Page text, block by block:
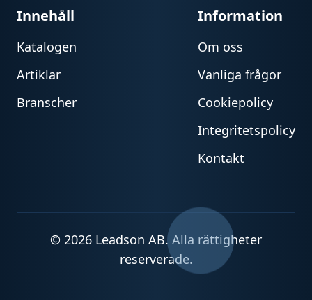
Innehåll
Katalogen
Artiklar
Branscher
Information
Om oss
Vanliga frågor
Cookiepolicy
Integritetspolicy
Kontakt
© 2026 Leadson AB. Alla rättigheter
reserverade.